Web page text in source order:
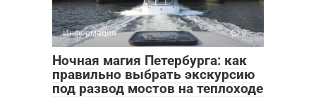
Информация 0
Ночная магия Петербурга: как
правильно выбрать экскурсию
под развод мостов на теплоходе